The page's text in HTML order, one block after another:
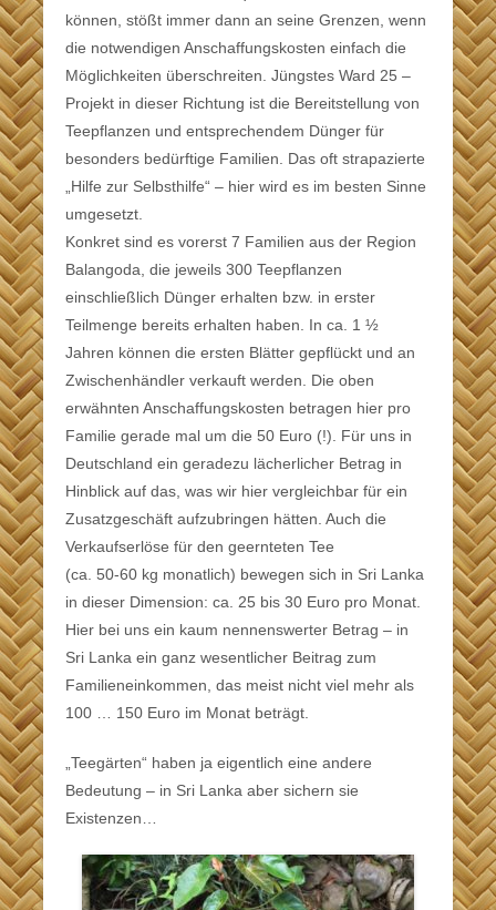
können, stößt immer dann an seine Grenzen, wenn
die notwendigen Anschaffungskosten einfach die
Möglichkeiten überschreiten. Jüngstes Ward 25 –
Projekt in dieser Richtung ist die Bereitstellung von
Teepflanzen und entsprechendem Dünger für
besonders bedürftige Familien. Das oft strapazierte
„Hilfe zur Selbsthilfe“ – hier wird es im besten Sinne
umgesetzt.
Konkret sind es vorerst 7 Familien aus der Region
Balangoda, die jeweils 300 Teepflanzen
einschließlich Dünger erhalten bzw. in erster
Teilmenge bereits erhalten haben. In ca. 1 ½
Jahren können die ersten Blätter gepflückt und an
Zwischenhändler verkauft werden. Die oben
erwähnten Anschaffungskosten betragen hier pro
Familie gerade mal um die 50 Euro (!). Für uns in
Deutschland ein geradezu lächerlicher Betrag in
Hinblick auf das, was wir hier vergleichbar für ein
Zusatzgeschäft aufzubringen hätten. Auch die
Verkaufserlöse für den geernteten Tee
(ca. 50-60 kg monatlich) bewegen sich in Sri Lanka
in dieser Dimension: ca. 25 bis 30 Euro pro Monat.
Hier bei uns ein kaum nennenswerter Betrag – in
Sri Lanka ein ganz wesentlicher Beitrag zum
Familieneinkommen, das meist nicht viel mehr als
100 … 150 Euro im Monat beträgt.
„Teegärten“ haben ja eigentlich eine andere
Bedeutung – in Sri Lanka aber sichern sie
Existenzen…